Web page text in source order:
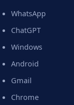
WhatsApp
ChatGPT
Windows
Android
Gmail
Chrome